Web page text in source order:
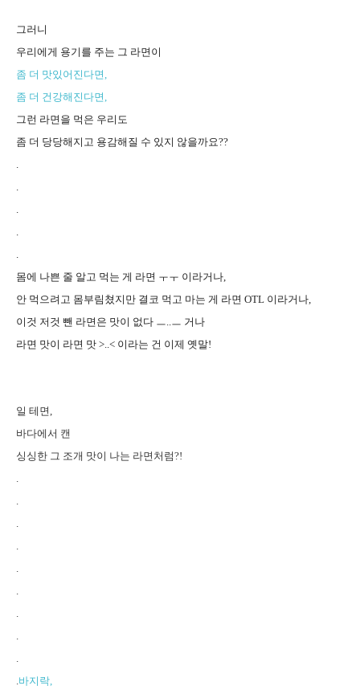
그러니
우리에게 용기를 주는 그 라면이
좀 더 맛있어진다면,
좀 더 건강해진다면,
그런 라면을 먹은 우리도
좀 더 당당해지고 용감해질 수 있지 않을까요??
몸에 나쁜 줄 알고 먹는 게 라면 ㅜㅜ 이라거나,
안 먹으려고 몸부림쳤지만 결코 먹고 마는 게 라면 OTL 이라거나,
이것 저것 뺀 라면은 맛이 없다 ㅡ..ㅡ 거나
라면 맛이 라면 맛 >..< 이라는 건 이제 옛말!
일 테면,
바다에서 캔
싱싱한 그 조개 맛이 나는 라면처럼?!
바지락,